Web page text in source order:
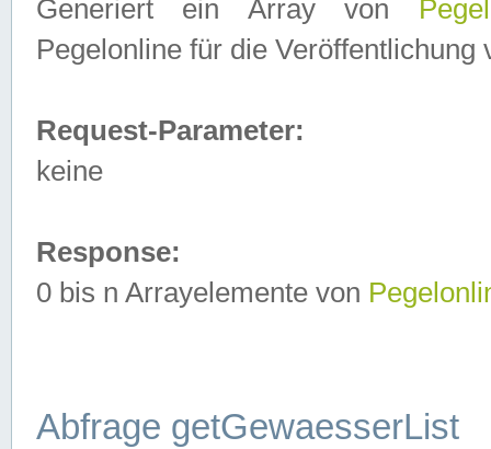
Generiert ein Array von
Pegelonline für die Veröffentlichung
Request-Parameter:
keine
Response:
0 bis n Arrayelemente von
Abfrage getGewaesserList